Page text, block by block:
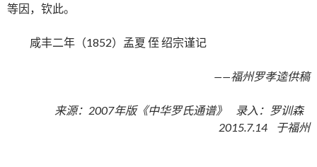
等因，钦此。
咸丰二年（1852）孟夏 侄 绍宗谨记
——福州罗孝逵供稿
来源：2007年版《中华罗氏通谱》 录入：罗训森
2015.7.14 于福州